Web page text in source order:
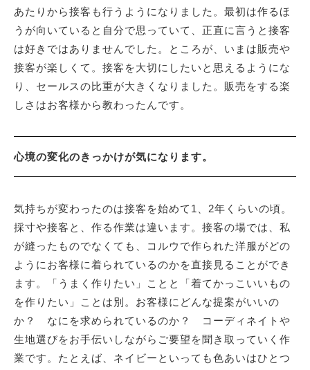
あたりから接客も行うようになりました。最初は作るほ
うが向いていると自分で思っていて、正直に言うと接客
は好きではありませんでした。ところが、いまは販売や
接客が楽しくて。接客を大切にしたいと思えるようにな
り、セールスの比重が大きくなりました。販売をする楽
しさはお客様から教わったんです。
心境の変化のきっかけが気になります。
気持ちが変わったのは接客を始めて1、2年くらいの頃。
採寸や接客と、作る作業は違います。接客の場では、私
が縫ったものでなくても、コルウで作られた洋服がどの
ようにお客様に着られているのかを直接見ることができ
ます。「うまく作りたい」ことと「着てかっこいいもの
を作りたい」ことは別。お客様にどんな提案がいいの
か？ なにを求められているのか？ コーディネイトや
生地選びをお手伝いしながらご要望を聞き取っていく作
業です。たとえば、ネイビーといっても色あいはひとつ